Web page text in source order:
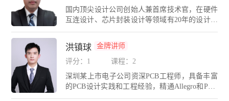
期带领团队长期奋战在PCB设计与仿真一线岗
位，涵盖的设计包括：计算机通信产品，多媒体
产品，医疗仪器设备，交通运输设备，数码消费
国内顶尖设计公司创始人兼首席技术官，在硬件
互连设计、芯片封装设计等领域有20年的设计管
理经验，精通Cadence、Mentor、PADS、AD、H
yperLynx等多种PCB设计与仿真工具。现任多家
上市公司/国内外大型集团合约EDA技术顾问。E
DA无忧学院首席讲师，为各大高校、电子科技
企业进行CAE/高速硬件设计培训。创办EDA无
忧学院580eda.net和EDA无忧人才网580eda.com，
为企业提供精准猎头和硬件研发人才委培服务。
洪镇球
金牌讲师
评分：1
课程：2
深圳某上市电子公司资深PCB工程师，具备丰富
的PCB设计实践和工程经验，精通Allegro和PAD
S 、AD等EDA平台。多年从事车载导航、后视